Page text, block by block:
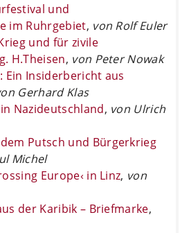
und
im Ruhrgebiet, von Rolf Euler
und für zivile
H.Theisen, von Peter Nowak
Ein Insiderbericht aus
Gerhard Klas
Nazideutschland, von Ulrich
Putsch und Bürgerkrieg
Michel
Europe‹ in Linz, von
der Karibik – Briefmarke,